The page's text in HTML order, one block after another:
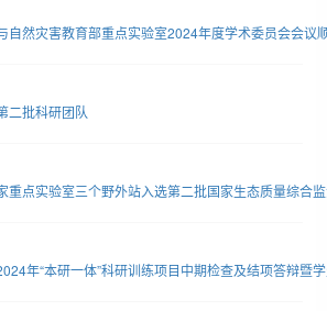
自然灾害教育部重点实验室2024年度学术委员会会议
二批科研团队
重点实验室三个野外站入选第二批国家生态质量综合
年“本研一体”科研训练项目中期检查及结项答辩暨